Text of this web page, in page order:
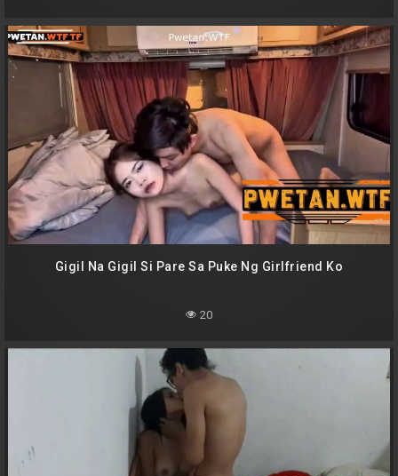
Gigil Na Gigil Si Pare Sa Puke Ng Girlfriend Ko
20